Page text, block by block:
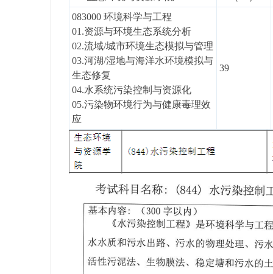
083000 环境科学与工程
01.资源与环境生态系统分析
02.流域/城市环境生态模拟与管理
03.河湖/湿地与海洋水环境模拟与
生态修复
04.水系统污染控制与资源化
05.污染物环境行为与健康毒理效
应
39